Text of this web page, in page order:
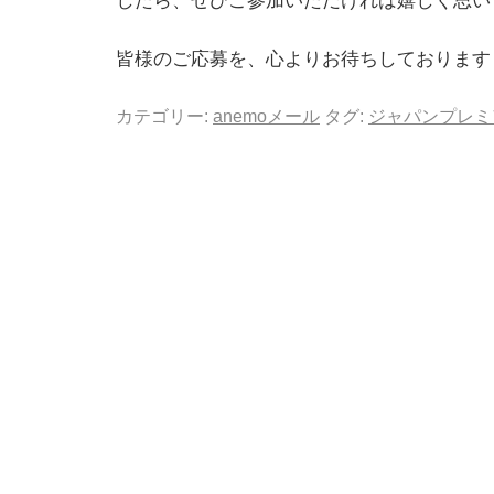
皆様のご応募を、心よりお待ちしておりま
カテゴリー: anemoメール タグ: ジャパンプレ